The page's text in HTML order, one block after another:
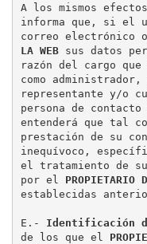
A los mismos
informa que, si el
correo electrónico
LA WEB sus datos
razón del cargo que
como administrador,
representante y/o
persona de
entenderá que tal
prestación de su
inequívoco,
el tratamiento de
por el PROPIETARIO
establecidas
E.- Identificación
de los que el